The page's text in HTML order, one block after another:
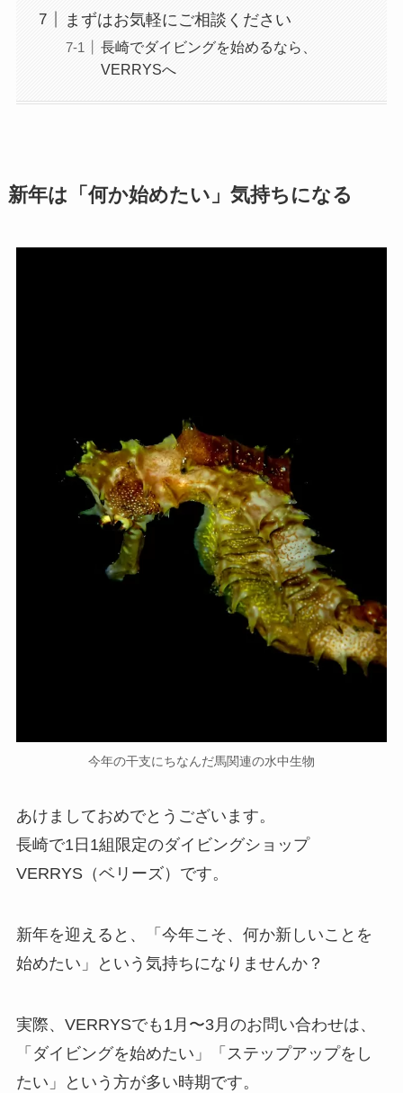
まずはお気軽にご相談ください
長崎でダイビングを始めるなら、
VERRYSへ
新年は「何か始めたい」気持ちになる
今年の干支にちなんだ馬関連の水中生物
あけましておめでとうございます。
長崎で1日1組限定のダイビングショップ
VERRYS（ベリーズ）です。
新年を迎えると、「今年こそ、何か新しいことを
始めたい」という気持ちになりませんか？
実際、VERRYSでも1月〜3月のお問い合わせは、
「ダイビングを始めたい」「ステップアップをし
たい」という方が多い時期です。